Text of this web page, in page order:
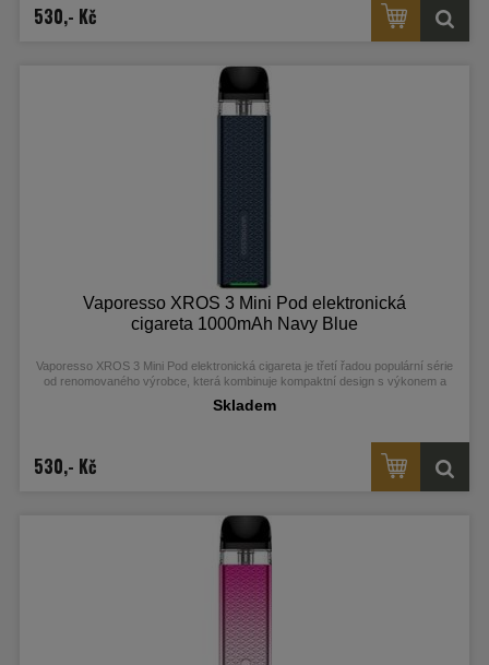
530,- Kč
Vaporesso XROS 3 Mini Pod elektronická
cigareta 1000mAh Navy Blue
Vaporesso XROS 3 Mini Pod elektronická cigareta je třetí řadou populární série
od renomovaného výrobce, která kombinuje kompaktní design s výkonem a
moderním AXON čipem nabízí automatické žhavení a režim Pulse pro hustou
odporem 0,6 ohm, kompatibilní se všemi modely této řady, a snadné nabíjení
Skladem
530,- Kč